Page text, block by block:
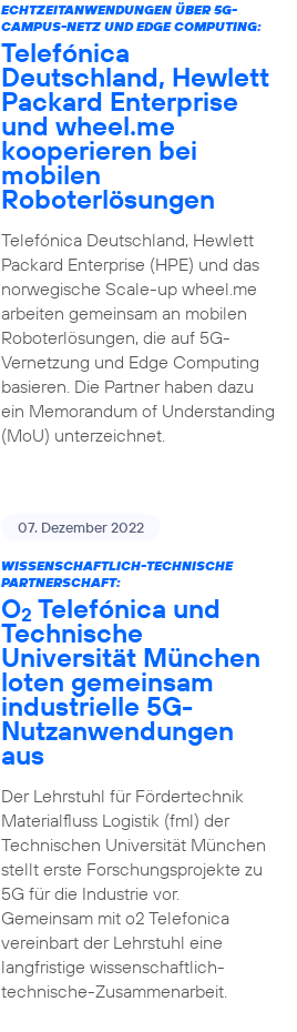
ECHTZEITANWENDUNGEN ÜBER 5G-
CAMPUS-NETZ UND EDGE COMPUTING:
Telefónica
Deutschland, Hewlett
Packard Enterprise
und wheel.me
kooperieren bei
mobilen
Roboterlösungen
Telefónica Deutschland, Hewlett
Packard Enterprise (HPE) und das
norwegische Scale-up wheel.me
arbeiten gemeinsam an mobilen
Roboterlösungen, die auf 5G-
Vernetzung und Edge Computing
basieren. Die Partner haben dazu
ein Memorandum of Understanding
(MoU) unterzeichnet.
07. Dezember 2022
WISSENSCHAFTLICH-TECHNISCHE
PARTNERSCHAFT:
O2 Telefónica und
Technische
Universität München
loten gemeinsam
industrielle 5G-
Nutzanwendungen
aus
Der Lehrstuhl für Fördertechnik
Materialfluss Logistik (fml) der
Technischen Universität München
stellt erste Forschungsprojekte zu
5G für die Industrie vor.
Gemeinsam mit o2 Telefonica
vereinbart der Lehrstuhl eine
langfristige wissenschaftlich-
technische-Zusammenarbeit.